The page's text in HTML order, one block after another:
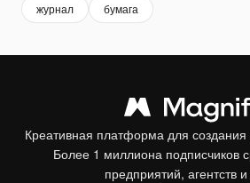
журнал бумага
Креативная платформа для
Более 1 миллиона подписчиков
предприятий, агентств